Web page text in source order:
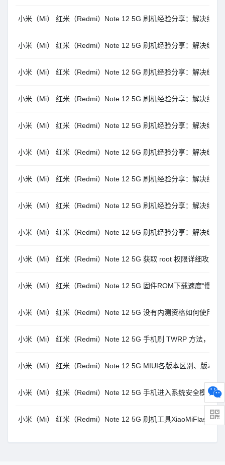
小米（Mi） 红米（Redmi）Note 12 5G 刷机经验分享：解决线刷
小米（Mi） 红米（Redmi）Note 12 5G 刷机经验分享：解决线刷
小米（Mi） 红米（Redmi）Note 12 5G 刷机经验分享：解决线
小米（Mi） 红米（Redmi）Note 12 5G 刷机经验分享：解决线刷
小米（Mi） 红米（Redmi）Note 12 5G 刷机经验分享：解决线
小米（Mi） 红米（Redmi）Note 12 5G 刷机经验分享：解决线刷
小米（Mi） 红米（Redmi）Note 12 5G 刷机经验分享：解决线刷
小米（Mi） 红米（Redmi）Note 12 5G 刷机经验分享：解决线刷
小米（Mi） 红米（Redmi）Note 12 5G 刷机经验分享：解决线刷
小米（Mi） 红米（Redmi）Note 12 5G 获取 root 权限详细攻略
小米（Mi） 红米（Redmi）Note 12 5G 固件ROM下载速度“慢”？
小米（Mi） 红米（Redmi）Note 12 5G 没有内测资格如何使用
小米（Mi） 红米（Redmi）Note 12 5G 手机刷 TWRP 方法，刷
小米（Mi） 红米（Redmi）Note 12 5G MIUI各版本区别、版本降
小米（Mi） 红米（Redmi）Note 12 5G 手机进入系统安全模式方
小米（Mi） 红米（Redmi）Note 12 5G 刷机工具XiaoMiFlash